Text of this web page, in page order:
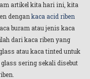
artikel kita hari ini, kita
dengan kaca acid riben
buram atau jenis kaca
dari kaca riben yang
atau kaca tinted untuk
sering sekali disebut